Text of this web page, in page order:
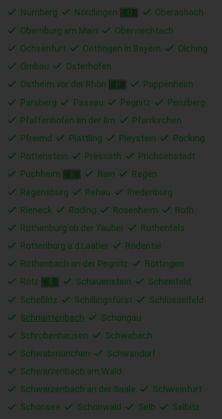
Nürnberg
Nördlingen O
Oberasbach
Obernburg am Main
Oberviechtach
Ochsenfurt
Oettingen in Bayern
Olching
Ornbau
Osterhofen
Ostheim vor der Rhön
P
Pappenheim
Parsberg
Passau Pegnitz
Penzberg
Pfaffenhofen an der Ilm
Pfarrkirchen
Pfreimd
Plattling Pleystein
Pocking
Pottenstein
Pressath
Prichsenstadt
Puchheim
R Rain
Regen
Regensburg
Rehau
Riedenburg
Rieneck
Roding Rosenheim
Roth
Rothenburg ob der Tauber
Rothenfels
Rottenburg a.d.Laaber
Rödental
Röthenbach an der Pegnitz
Röttingen
Rötz
S Schauenstein
Scheinfeld
Scheßlitz
Schillingsfürst
Schlüsselfeld
Schnaittenbach
Schongau
Schrobenhausen
Schwabach
Schwabmünchen
Schwandorf
Schwarzenbach am Wald
Schwarzenbach an der Saale
Schweinfurt
Schönsee
Schönwald Selb
Selbitz